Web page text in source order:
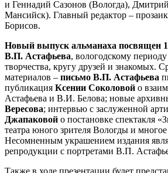
и Геннадий Сазонов (Вологда),
Мансийск). Главный редактор –
Борисов.
Новый выпуск альманаха посвящен
В.П. Астафьева, вологодскому
творчества, кругу друзей и знакомых.
материалов – письмо В.П. Астафьева
публикация Ксении Соколовой о
Астафьева и В.И. Белова; новые
Вересова; интервью с заслуженной
Джапаковой о постановке спектакля
театра юного зрителя Вологды и многое
Несомненным украшением издания
репродукции с портретами В.П.
Также в ходе презентации будет